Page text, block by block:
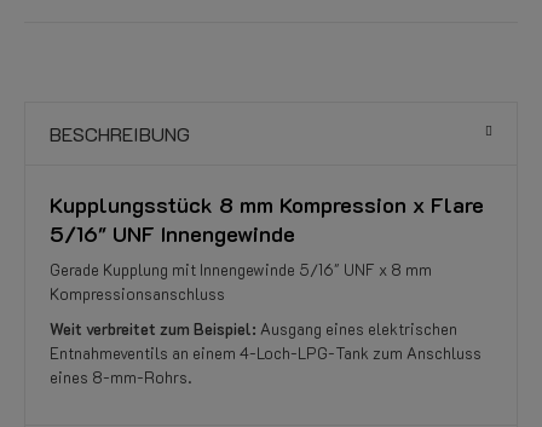
BESCHREIBUNG
Kupplungsstück 8 mm Kompression x Flare
5/16" UNF Innengewinde
Gerade Kupplung mit Innengewinde 5/16" UNF x 8 mm
Kompressionsanschluss
Weit verbreitet zum Beispiel: Ausgang eines elektrischen
Entnahmeventils an einem 4-Loch-LPG-Tank zum Anschluss
eines 8-mm-Rohrs.